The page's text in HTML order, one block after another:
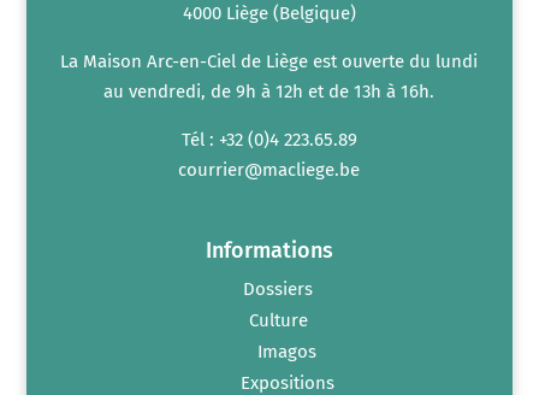
4000 Liège (Belgique)
La Maison Arc-en-Ciel de Liège est ouverte du lundi
au vendredi, de 9h à 12h et de 13h à 16h.
Tél : +32 (0)4 223.65.89
courrier@macliege.be
Informations
Dossiers
Culture
Imagos
Expositions